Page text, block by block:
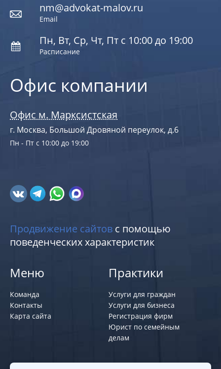
Офис компании
Офис м. Марксистская
г. Москва, Большой Дровяной переулок, д.6
Пн - Пт с 10:00 до 19:00
nm@advokat-malov.ru
Email
Пн, Вт, Ср, Чт, Пт с 10:00 до 19:00
Расписание
Продвижение сайтов с помощью
поведенческих характеристик
Меню
Команда
Контакты
Карта сайта
Практики
Услуги для граждан
Услуги для бизнеса
Регистрация фирм
Юрист по семейным
делам